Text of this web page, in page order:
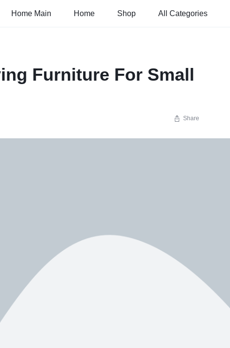
Home Main Home Shop All Categories
Furniture For Small
Share